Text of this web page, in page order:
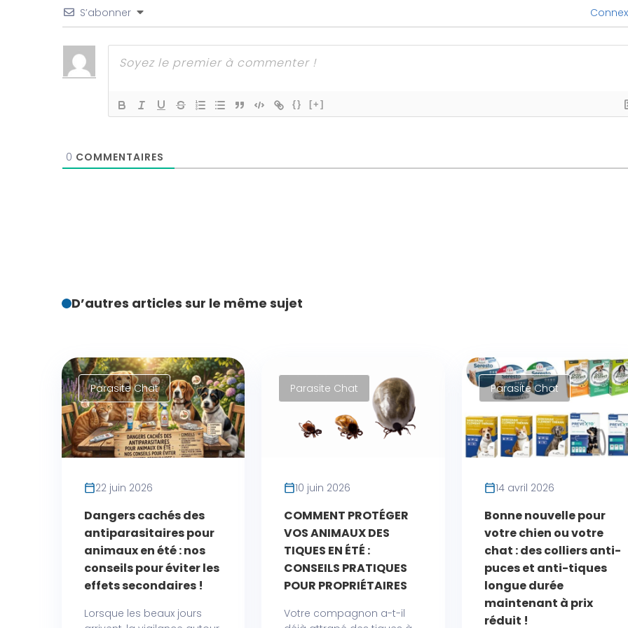
S’abonner
{} [+]
0 COMMENTAIRES
D’autres articles sur le même sujet
Parasite Chat
22 juin 2026
Dangers cachés des
antiparasitaires pour
animaux en été : nos
conseils pour éviter les
effets secondaires !
Lorsque les beaux jours
Parasite Chat
10 juin 2026
COMMENT PROTÉGER
VOS ANIMAUX DES
TIQUES EN ÉTÉ :
CONSEILS PRATIQUES
POUR PROPRIÉTAIRES
Votre compagnon a-t-il
Parasite Chat
14 avril 2026
Bonne nouvelle pour
votre chien ou votre
chat : des colliers anti-
puces et anti-tiques
longue durée
maintenant à prix
réduit !